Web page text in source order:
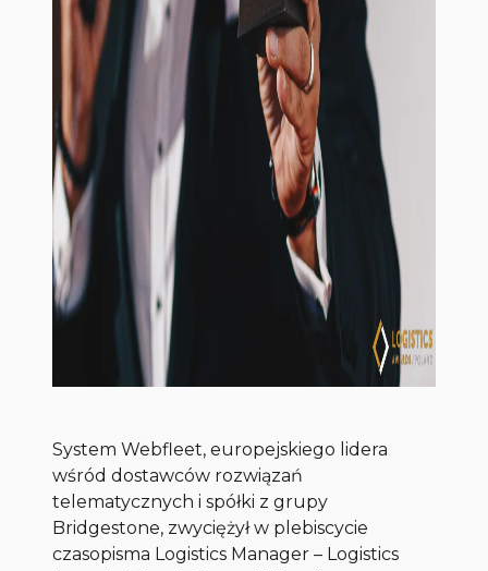
System Webfleet, europejskiego lidera
wśród dostawców rozwiązań
telematycznych i spółki z grupy
Bridgestone, zwyciężył w plebiscycie
czasopisma Logistics Manager – Logistics